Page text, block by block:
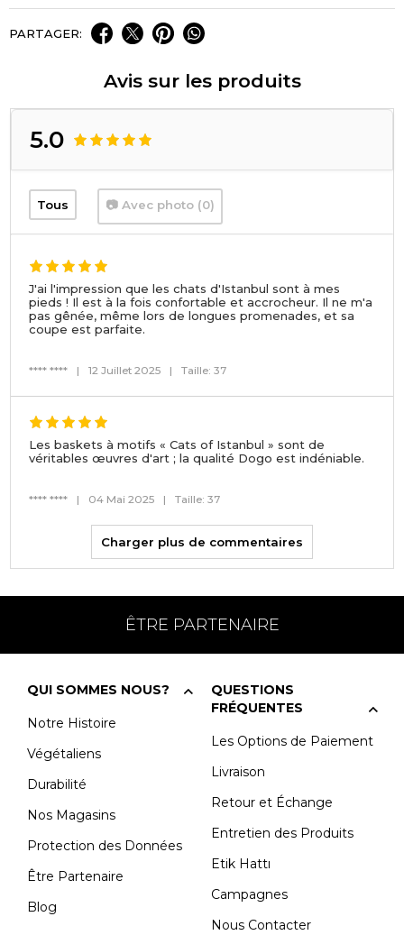
PARTAGER:
Avis sur les produits
5.0
Tous 📷 Avec photo (0)
J'ai l'impression que les chats d'Istanbul sont à mes
pieds ! Il est à la fois confortable et accrocheur. Il ne m'a
pas gênée, même lors de longues promenades, et sa
coupe est parfaite.
**** **** | 12 Juillet 2025 | Taille: 37
Les baskets à motifs « Cats of Istanbul » sont de
véritables œuvres d'art ; la qualité Dogo est indéniable.
**** **** | 04 Mai 2025 | Taille: 37
Charger plus de commentaires
ÊTRE PARTENAIRE
QUI SOMMES NOUS?
Notre Histoire
Végétaliens
Durabilité
Nos Magasins
Protection des Données
Être Partenaire
Blog
QUESTIONS
FRÉQUENTES
Les Options de Paiement
Livraison
Retour et Échange
Entretien des Produits
Etik Hattı
Campagnes
Nous Contacter